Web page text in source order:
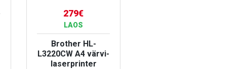
279€
LAOS
Brother HL-
L3220CW A4 värvi-
laserprinter